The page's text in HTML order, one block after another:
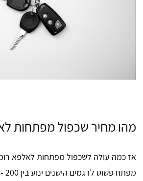
מהו מחיר שכפול מפתחות
אז כמה עולה לשכפול מפתחות לאלפא